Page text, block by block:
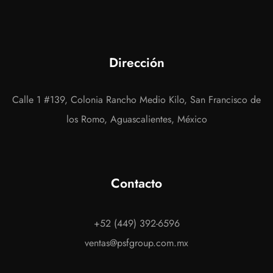
Dirección
Calle 1 #139, Colonia Rancho Medio Kilo, San Francisco de
los Romo, Aguascalientes, México
Contacto
+52 (449) 392-6596
ventas@psfgroup.com.mx